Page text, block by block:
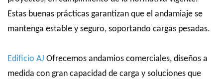
Estas buenas prácticas garantizan que el andamiaje se
mantenga estable y seguro, soportando cargas pesadas.
Edificio AJ Ofrecemos andamios comerciales, diseños a
medida con gran capacidad de carga y soluciones que